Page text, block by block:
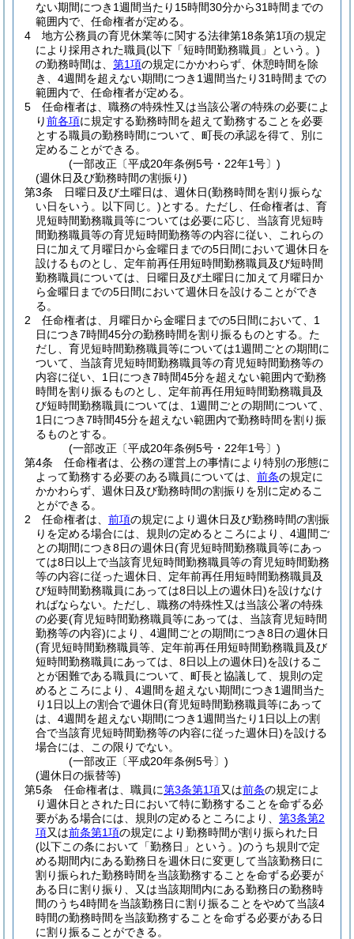
ない期間につき1週間当たり15時間30分から31時間までの
範囲内で、任命権者が定める。
4
地方公務員の育児休業等に関する法律第18条第1項の規定
により採用された職員(以下「短時間勤務職員」という。)
の勤務時間は、 第1項の規定にかかわらず、休憩時間を除
き、4週間を超えない期間につき1週間当たり31時間までの
範囲内で、任命権者が定める。
5
任命権者は、職務の特殊性又は当該公署の特殊の必要によ
り前各項に規定する勤務時間を超えて勤務することを必要
とする職員の勤務時間について、町長の承認を得て、別に
定めることができる。
(一部改正〔平成20年条例5号・22年1号〕)
(週休日及び勤務時間の割振り)
第3条
日曜日及び土曜日は、週休日(勤務時間を割り振らな
い日をいう。以下同じ。)とする。 ただし、任命権者は、育
児短時間勤務職員等については必要に応じ、当該育児短時
間勤務職員等の育児短時間勤務等の内容に従い、これらの
日に加えて月曜日から金曜日までの5日間において週休日を
設けるものとし、定年前再任用短時間勤務職員及び短時間
勤務職員については、日曜日及び土曜日に加えて月曜日か
ら金曜日までの5日間において週休日を設けることができ
る。
2
任命権者は、月曜日から金曜日までの5日間において、1
日につき7時間45分の勤務時間を割り振るものとする。 た
だし、育児短時間勤務職員等については1週間ごとの期間に
ついて、当該育児短時間勤務職員等の育児短時間勤務等の
内容に従い、1日につき7時間45分を超えない範囲内で勤務
時間を割り振るものとし、定年前再任用短時間勤務職員及
び短時間勤務職員については、1週間ごとの期間について、
1日につき7時間45分を超えない範囲内で勤務時間を割り振
るものとする。
(一部改正〔平成20年条例5号・22年1号〕)
第4条
任命権者は、公務の運営上の事情により特別の形態に
よって勤務する必要のある職員については、 前条の規定に
かかわらず、週休日及び勤務時間の割振りを別に定めるこ
とができる。
2
任命権者は、 前項の規定により週休日及び勤務時間の割振
りを定める場合には、規則の定めるところにより、4週間ご
との期間につき8日の週休日(育児短時間勤務職員等にあっ
ては8日以上で当該育児短時間勤務職員等の育児短時間勤務
等の内容に従った週休日、定年前再任用短時間勤務職員及
び短時間勤務職員にあっては8日以上の週休日)を設けなけ
ればならない。 ただし、職務の特殊性又は当該公署の特殊
の必要(育児短時間勤務職員等にあっては、当該育児短時間
勤務等の内容)により、4週間ごとの期間につき8日の週休日
(育児短時間勤務職員等、定年前再任用短時間勤務職員及び
短時間勤務職員にあっては、8日以上の週休日)を設けるこ
とが困難である職員について、町長と協議して、規則の定
めるところにより、4週間を超えない期間につき1週間当た
り1日以上の割合で週休日(育児短時間勤務職員等にあって
は、4週間を超えない期間につき1週間当たり1日以上の割
合で当該育児短時間勤務等の内容に従った週休日)を設ける
場合には、この限りでない。
(一部改正〔平成20年条例5号〕)
(週休日の振替等)
第5条
任命権者は、職員に第3条第1項又は前条の規定によ
り週休日とされた日において特に勤務することを命ずる必
要がある場合には、規則の定めるところにより、 第3条第2
項又は前条第1項の規定により勤務時間が割り振られた日
(以下この条において「勤務日」という。)のうち規則で定
める期間内にある勤務日を週休日に変更して当該勤務日に
割り振られた勤務時間を当該勤務することを命ずる必要が
ある日に割り振り、又は当該期間内にある勤務日の勤務時
間のうち4時間を当該勤務日に割り振ることをやめて当該4
時間の勤務時間を当該勤務することを命ずる必要がある日
に割り振ることができる。